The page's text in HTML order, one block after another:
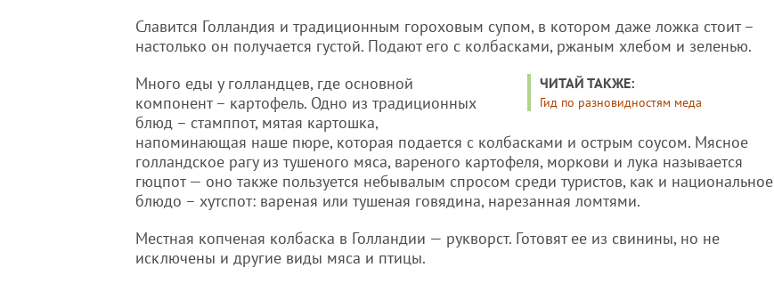
Славится Голландия и традиционным гороховым супом, в котором даже ложка стоит –
настолько он получается густой. Подают его с колбасками, ржаным хлебом и зеленью.
ЧИТАЙ ТАКЖЕ:
Гид по разновидностям меда
Много еды у голландцев, где основной
компонент – картофель. Одно из традиционных
блюд – стамппот, мятая картошка,
напоминающая наше пюре, которая подается с колбасками и острым соусом. Мясное
голландское рагу из тушеного мяса, вареного картофеля, моркови и лука называется
гюцпот — оно также пользуется небывалым спросом среди туристов, как и национальное
блюдо – хутспот: вареная или тушеная говядина, нарезанная ломтями.
Местная копченая колбаска в Голландии — рукворст. Готовят ее из свинины, но не
исключены и другие виды мяса и птицы.